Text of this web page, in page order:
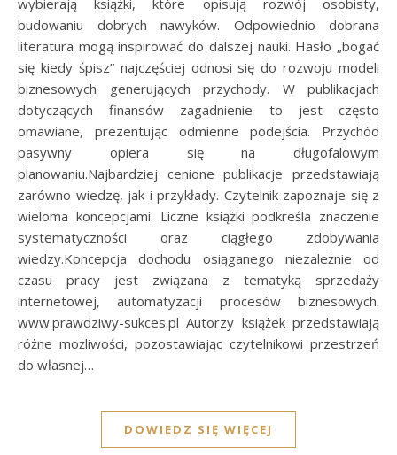
wybierają książki, które opisują rozwój osobisty,
budowaniu dobrych nawyków. Odpowiednio dobrana
literatura mogą inspirować do dalszej nauki. Hasło „bogać
się kiedy śpisz” najczęściej odnosi się do rozwoju modeli
biznesowych generujących przychody. W publikacjach
dotyczących finansów zagadnienie to jest często
omawiane, prezentując odmienne podejścia. Przychód
pasywny opiera się na długofalowym
planowaniu.Najbardziej cenione publikacje przedstawiają
zarówno wiedzę, jak i przykłady. Czytelnik zapoznaje się z
wieloma koncepcjami. Liczne książki podkreśla znaczenie
systematyczności oraz ciągłego zdobywania
wiedzy.Koncepcja dochodu osiąganego niezależnie od
czasu pracy jest związana z tematyką sprzedaży
internetowej, automatyzacji procesów biznesowych.
www.prawdziwy-sukces.pl Autorzy książek przedstawiają
różne możliwości, pozostawiając czytelnikowi przestrzeń
do własnej…
DOWIEDZ SIĘ WIĘCEJ